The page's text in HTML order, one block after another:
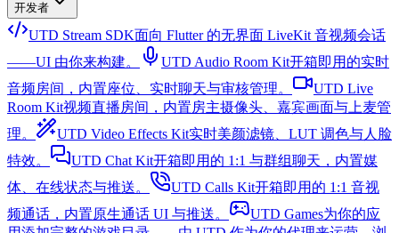
开发者
UTD Stream SDK面向 Flutter 的无界面 LiveKit 音视频会话
——UI 由你来构建。
UTD Audio Room Kit开箱即用的实时
音频房间，内置座位、实时聊天与审核管理。
UTD Live
Room Kit视频直播房间，内置房主摄像头、嘉宾画面与上麦管
理。
UTD Video Effects Kit实时美颜滤镜、LUT 调色与人脸
特效。
UTD Chat Kit开箱即用的 1:1 与群组聊天，内置媒
体、在线状态与推送。
UTD Calls Kit开箱即用的 1:1 音视
频通话，内置原生通话 UI 与推送。
UTD Games为你的应